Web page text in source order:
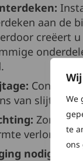
We
te
ons
aan de
creëert
van slijtage.
Zorg
verloren
nodig is: